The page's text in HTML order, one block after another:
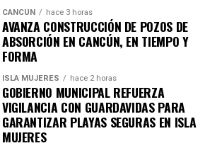
CANCÚN hace 3 horas
AVANZA CONSTRUCCIÓN DE POZOS DE
ABSORCIÓN EN CANCÚN, EN TIEMPO Y
FORMA
ISLA MUJERES hace 2 horas
GOBIERNO MUNICIPAL REFUERZA
VIGILANCIA CON GUARDAVIDAS PARA
GARANTIZAR PLAYAS SEGURAS EN ISLA
MUJERES